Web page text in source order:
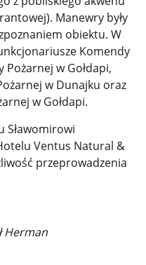
Manewry były
obiektu. W
Komendy
w Gołdapi,
w Dunajku oraz
w Gołdapi.
Sławomirowi
Ventus Natural &
przeprowadzenia
Herman